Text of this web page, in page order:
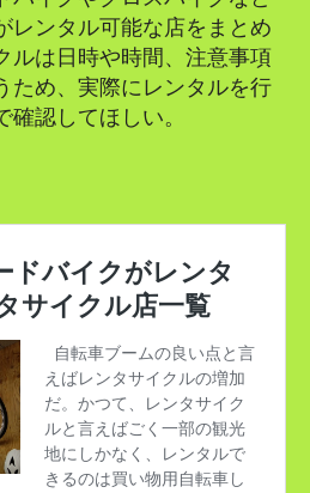
レンタル可能な店をまとめ
ルは日時や時間、注意事項
ため、実際にレンタルを行
認してほしい。